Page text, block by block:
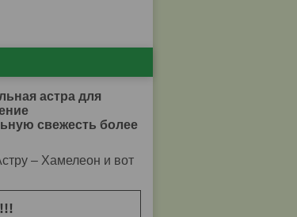
астра для
свежесть более
– Хамелеон и вот